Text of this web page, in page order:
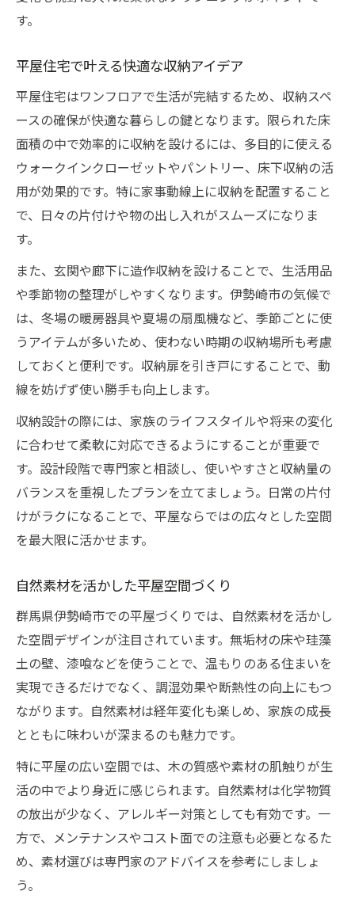
す。
平屋住宅で叶える快適な収納アイデア
平屋住宅はワンフロアで生活が完結するため、収納スペ
ースの確保が快適な暮らしの鍵となります。限られた床
面積の中で効率的に収納を設けるには、多目的に使える
ウォークインクローゼットやパントリー、床下収納の活
用が効果的です。特に家事動線上に収納を配置すること
で、日々の片付けや物の出し入れがスムーズになりま
す。
また、玄関や廊下に造作収納を設けることで、生活用品
や季節物の整理がしやすくなります。伊勢崎市の気候で
は、冬場の暖房器具や夏場の扇風機など、季節ごとに使
うアイテムが多いため、使わない時期の収納場所も考慮
しておくと便利です。収納扉を引き戸にすることで、動
線を妨げず使い勝手も向上します。
収納設計の際には、家族のライフスタイルや将来の変化
に合わせて柔軟に対応できるようにすることが重要で
す。設計段階で専門家と相談し、使いやすさと収納量の
バランスを重視したプランを立てましょう。日常の片付
けがラクになることで、平屋ならではの広々とした空間
を最大限に活かせます。
自然素材を活かした平屋空間づくり
群馬県伊勢崎市での平屋づくりでは、自然素材を活かし
た空間デザインが注目されています。無垢材の床や珪藻
土の壁、漆喰などを使うことで、温もりのある住まいを
実現できるだけでなく、調湿効果や断熱性の向上にもつ
ながります。自然素材は経年変化も楽しめ、家族の成長
とともに味わいが深まるのも魅力です。
特に平屋の広い空間では、木の質感や素材の肌触りが生
活の中でより身近に感じられます。自然素材は化学物質
の放出が少なく、アレルギー対策としても有効です。一
方で、メンテナンスやコスト面での注意も必要となるた
め、素材選びは専門家のアドバイスを参考にしましょ
う。